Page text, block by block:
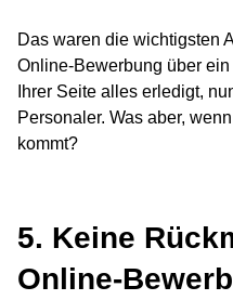
Das waren die wichtigsten
Online-Bewerbung über
Ihrer Seite alles erledigt,
Personaler. Was aber,
kommt?
5. Keine
Online-